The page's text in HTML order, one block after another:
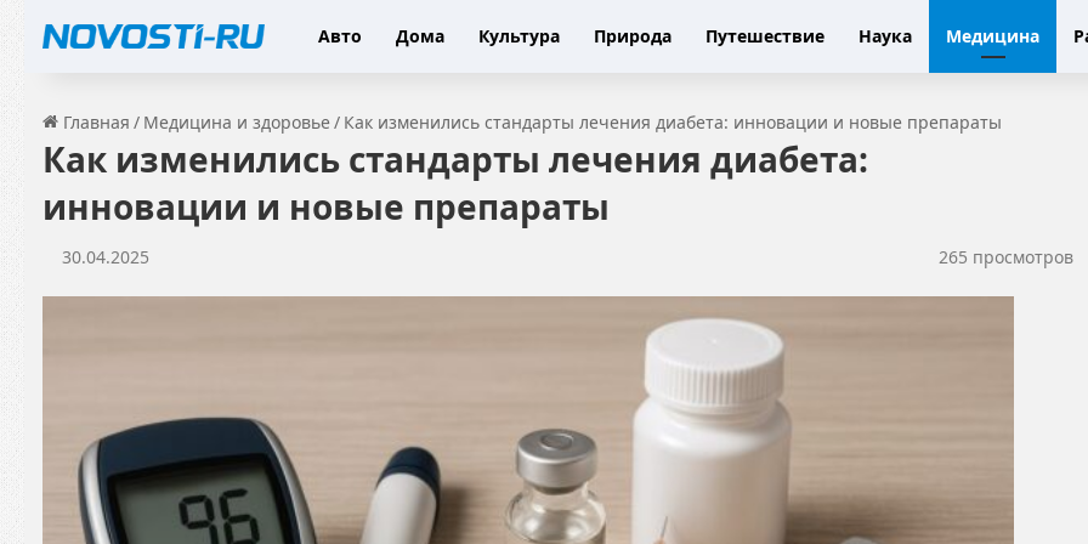
Авто Дома Культура Природа Путешествие Наука Медицина
Главная / Медицина и здоровье/ Как изменились стандарты лечения диабета: инновации и новые препараты
Как изменились стандарты лечения диабета:
инновации и новые препараты
30.04.2025 265 просмотров